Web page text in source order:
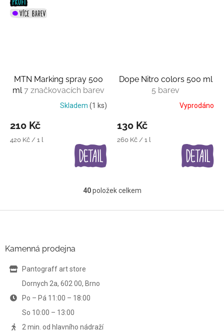
MTN Marking spray 500
ml7 značkovacích barev
Skladem (1 ks)
210 Kč
Měrná
420 Kč / 1 l
Dope Nitro colors 500 ml
5 barev
Vyprodáno
130 Kč
Měrná
260 Kč / 1 l
O
l
40položek celkem
Kamenná prodejna
Pantograff art store
Dornych 2a, 602 00, Brno
Po – Pá 11:00 – 18:00
So 10:00 – 13:00
2 min. od hlavního nádraží